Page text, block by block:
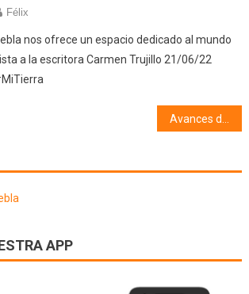
Félix
nos ofrece un espacio dedicado al mundo
a la escritora Carmen Trujillo 21/06/22
APP